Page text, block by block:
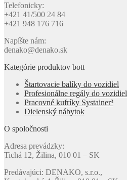
Telefonicky:
+421 41/500 24 84
+421 948 176 716
Napíšte nám:
denako@denako.sk
Kategórie produktov bott
Štartovacie balíky do vozidiel
Profesionálne regály do vozidiel
Pracovné kufríky Systainer³
Dielenský nábytok
O spoločnosti
Adresa prevádzky:
Tichá 12, Žilina, 010 01 – SK
Predávajúci: DENAKO, s.r.o.,